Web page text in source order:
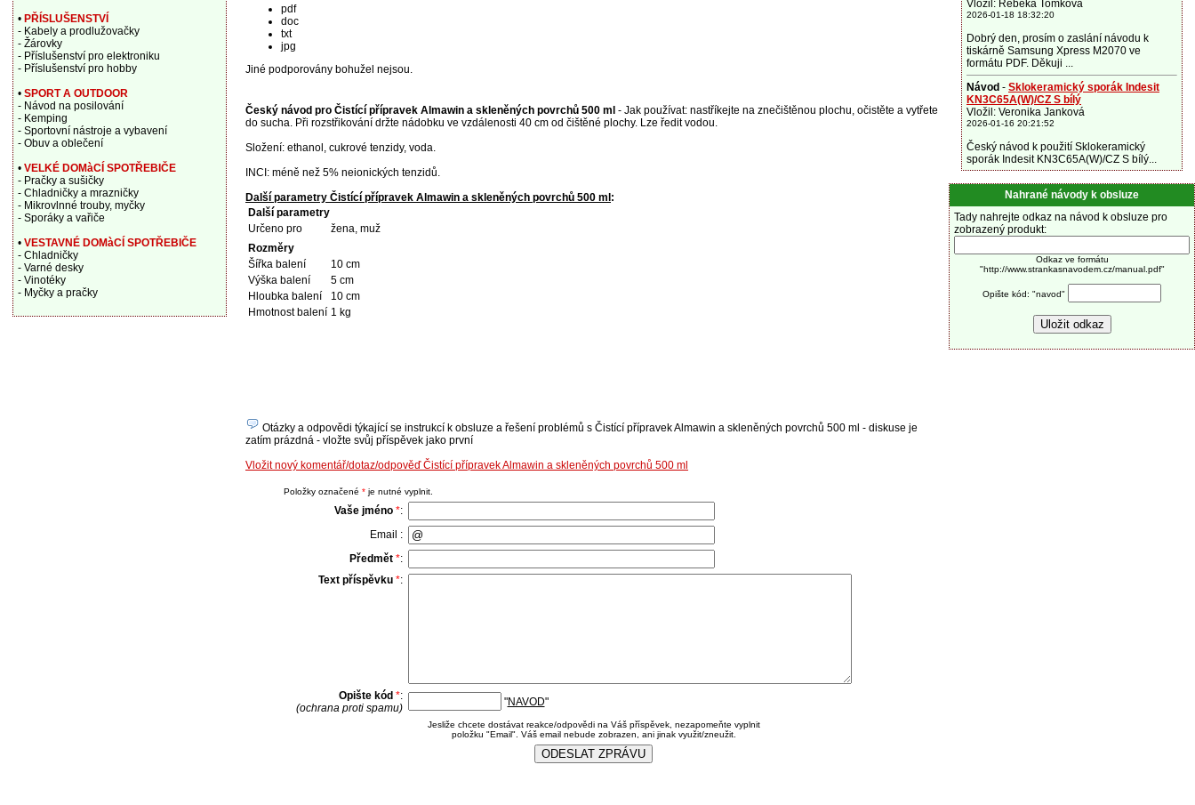
pdf
doc
txt
jpg
Jiné podporovány bohužel nejsou.
Český návod pro Čistící přípravek Almawin a skleněných povrchů 500 ml - Jak používat: nastříkejte na znečištěnou plochu, očistěte a vytřete
do sucha. Při rozstřikování držte nádobku ve vzdálenosti 40 cm od čištěné plochy. Lze ředit vodou.
Složení: ethanol, cukrové tenzidy, voda.
INCI: méně než 5% neionických tenzidů.
Další parametry Čistící přípravek Almawin a skleněných povrchů 500 ml :
Další parametry
Určeno pro
žena, muž
Rozměry
Šířka balení
10 cm
Výška balení
5 cm
Hloubka balení
10 cm
Hmotnost balení 1 kg
Otázky a odpovědi týkající se instrukcí k obsluze a řešení problémů s Čistící přípravek Almawin a skleněných povrchů 500 ml - diskuse je
zatím prázdná - vložte svůj příspěvek jako první
Vložit nový komentář/dotaz/odpověď Čistící přípravek Almawin a skleněných povrchů 500 ml
Položky označené *je nutné vyplnit.
Vaše jméno *:
Email :
Předmět *:
Text příspěvku *:
Opište kód *:
(ochrana proti spamu)
"NAVOD"
Jesliže chcete dostávat reakce/odpovědi na Váš příspěvek, nezapomeňte vyplnit
položku "Email". Váš email nebude zobrazen, ani jinak využit/zneužit.
• PŘÍSLUŠENSTVÍ
- Kabely a prodlužovačky
- Žárovky
- Příslušenství pro elektroniku
- Příslušenství pro hobby
• SPORT A OUTDOOR
- Návod na posilování
- Kemping
- Sportovní nástroje a vybavení
- Obuv a oblečení
• VELKÉ DOMàCÍ SPOTŘEBIČE
- Pračky a sušičky
- Chladničky a mrazničky
- Mikrovlnné trouby, myčky
- Sporáky a vařiče
• VESTAVNÉ DOMàCÍ SPOTŘEBIČE
- Chladničky
- Varné desky
- Vinotéky
- Myčky a pračky
Vložil: Rebeka Tomková
2026-01-18 18:32:20
Dobrý den, prosím o zaslání návodu k
tiskárně Samsung Xpress M2070 ve
formátu PDF. Děkuji ...
Návod - Sklokeramický sporák Indesit
KN3C65A(W)/CZ S bílý
Vložil: Veronika Janková
2026-01-16 20:21:52
Český návod k použití Sklokeramický
sporák Indesit KN3C65A(W)/CZ S bílý...
Nahrané návody k obsluze
Tady nahrejte odkaz na návod k obsluze pro
zobrazený produkt:
Odkaz ve formátu
"http://www.strankasnavodem.cz/manual.pdf"
Opište kód: "navod"